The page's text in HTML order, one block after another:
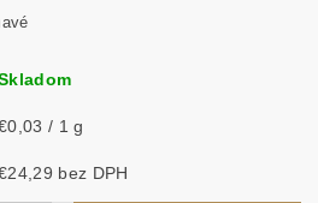
/ 1 g
€24,29 bez DPH